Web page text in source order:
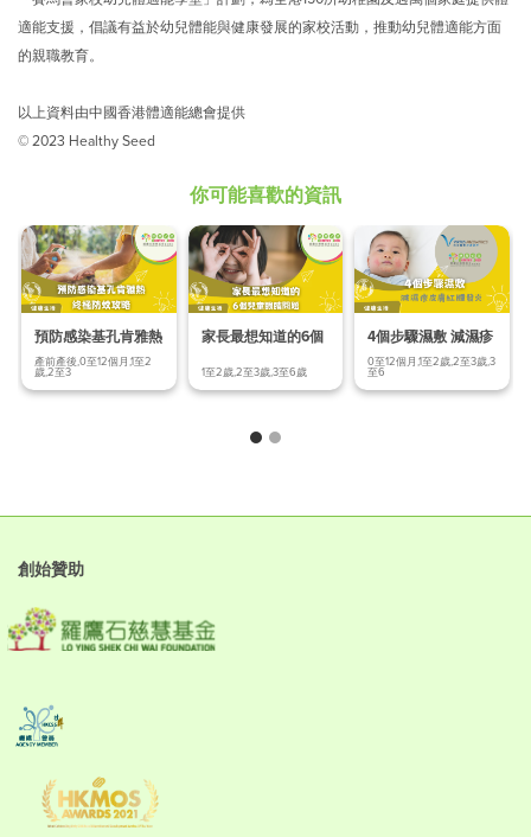
適能支援，倡議有益於幼兒體能與健康發展的家校活動，推動幼兒體適能方面
的親職教育。
以上資料由中國香港體適能總會提供
© 2023 Healthy Seed
你可能喜歡的資訊
預防感染基孔肯雅熱
終極防蚊
產前產後,0至12個月,1至2
歲,2至3
家長最想知道的6個
1至2歲,2至3歲,3至6歲
4個步驟濕敷 減濕疹
皮膚紅腫發炎
0至12個月,1至2歲,2至3歲,3
至6
創始贊助